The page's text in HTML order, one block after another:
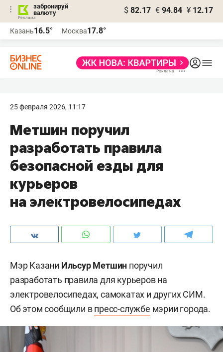
забронируй
валюту
$ 82.17 € 94.84 ¥ 12.17
Казань16.5° Москва17.8°
25 февраля 2026, 11:17
Метшин поручил
разработать правила
безопасной езды для
курьеров
на электровелосипедах
Мэр Казани Ильсур Метшин поручил
разработать правила для курьеров на
электровелосипедах, самокатах и других СИМ.
Об этом сообщили впресс-службе мэрии города.